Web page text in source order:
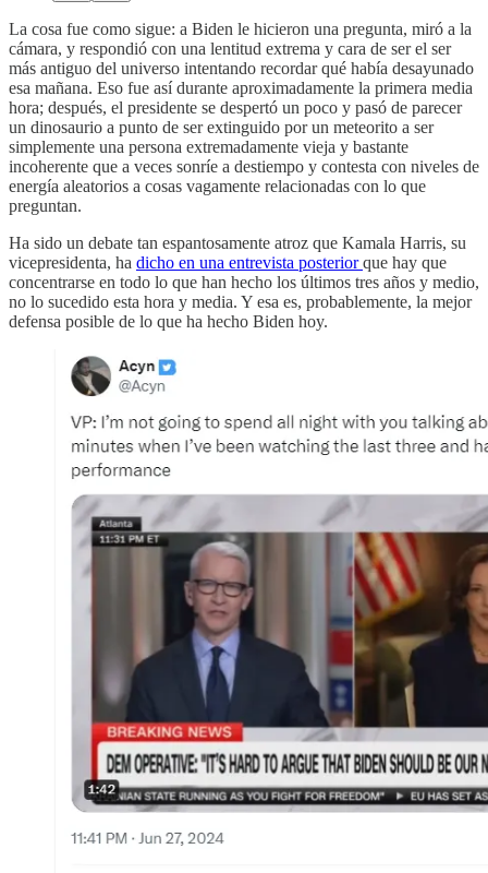
La cosa fue como sigue: a Biden le hicieron una pregunta, miró a la
cámara, y respondió con una lentitud extrema y cara de ser el ser
más antiguo del universo intentando recordar qué había desayunado
esa mañana. Eso fue así durante aproximadamente la primera media
hora; después, el presidente se despertó un poco y pasó de parecer
un dinosaurio a punto de ser extinguido por un meteorito a ser
simplemente una persona extremadamente vieja y bastante
incoherente que a veces sonríe a destiempo y contesta con niveles de
energía aleatorios a cosas vagamente relacionadas con lo que
preguntan.
Ha sido un debate tan espantosamente atroz que Kamala Harris, su
vicepresidenta, ha dicho en una entrevista posteriorque hay que
concentrarse en todo lo que han hecho los últimos tres años y medio,
no lo sucedido esta hora y media. Y esa es, probablemente, la mejor
defensa posible de lo que ha hecho Biden hoy.